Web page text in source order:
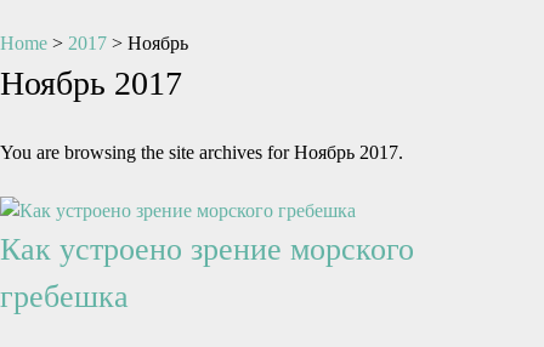
Home > 2017 > Ноябрь
Ноябрь 2017
You are browsing the site archives for Ноябрь 2017.
Как устроено зрение морского
гребешка